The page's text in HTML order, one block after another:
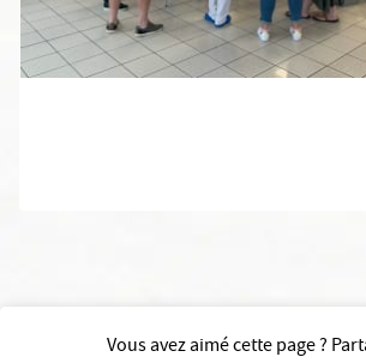
Vous avez aimé cette page ?